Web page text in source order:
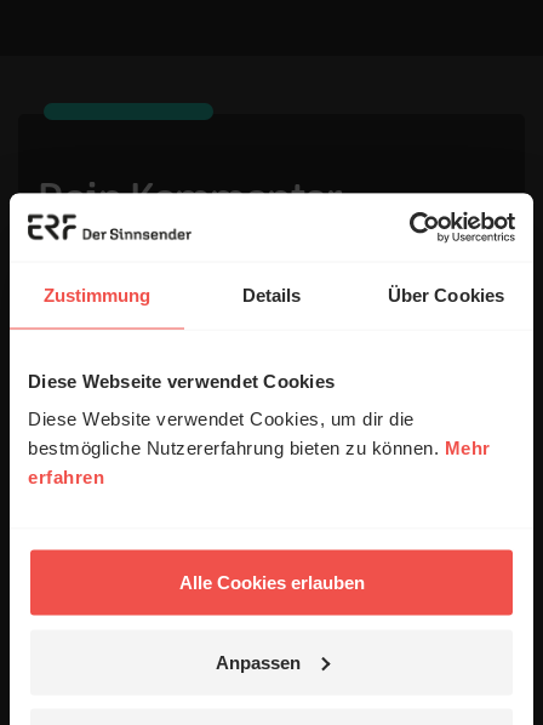
Zustimmung Details Über Cookies
Diese Webseite verwendet Cookies
Diese Website verwendet Cookies, um dir die
bestmögliche Nutzererfahrung bieten zu können. Mehr
erfahren
Alle Cookies erlauben
Anpassen
Dein Kommentar
Name:
E-Mail:
Ich bin damit einverstanden, dass meine Angaben